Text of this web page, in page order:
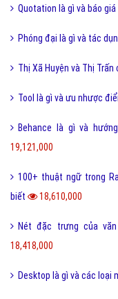
Quotation là gì và báo
Phóng đại là gì và tác
Thị Xã Huyện và Thị Trấn
Tool là gì và ưu nhược
Behance là gì và
19,121,000
100+ thuật ngữ trong
biết
18,610,000
Nét đặc trưng của
18,418,000
Desktop là gì và các loại